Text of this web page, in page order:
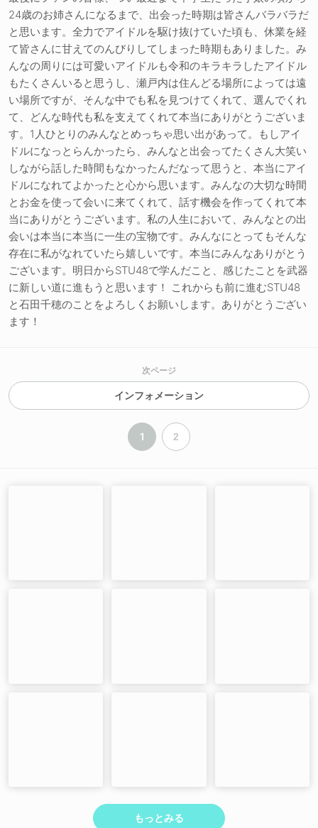
24歳のお姉さんになるまで、出会った時期は皆さんバラバラだ
と思います。全力でアイドルを駆け抜けていた頃も、休業を経
て皆さんに甘えてのんびりしてしまった時期もありました。み
んなの周りには可愛いアイドルも令和のキラキラしたアイドル
もたくさんいると思うし、瀬戸内は住んどる場所によっては遠
い場所ですが、そんな中でも私を見つけてくれて、選んでくれ
て、どんな時代も私を支えてくれて本当にありがとうございま
す。1人ひとりのみんなとめっちゃ思い出があって。もしアイ
ドルになっとらんかったら、みんなと出会ってたくさん大笑い
しながら話した時間もなかったんだなって思うと、本当にアイ
ドルになれてよかったと心から思います。みんなの大切な時間
とお金を使って会いに来てくれて、話す機会を作ってくれて本
当にありがとうございます。私の人生において、みんなとの出
会いは本当に本当に一生の宝物です。みんなにとってもそんな
存在に私がなれていたら嬉しいです。本当にみんなありがとう
ございます。明日からSTU48で学んだこと、感じたことを武器
に新しい道に進もうと思います！ これからも前に進むSTU48
と石田千穂のことをよろしくお願いします。ありがとうござい
ます！
次ページ
インフォメーション
1 2
もっとみる